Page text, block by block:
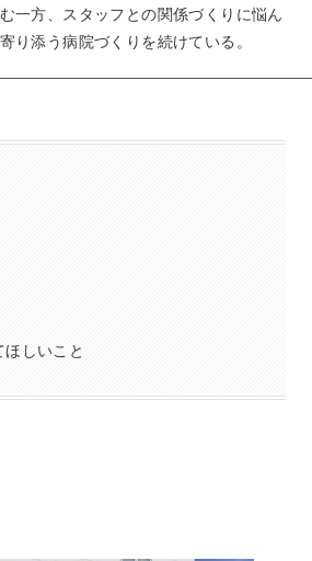
一方、スタッフとの関係づくりに悩ん
添う病院づくりを続けている。
しいこと